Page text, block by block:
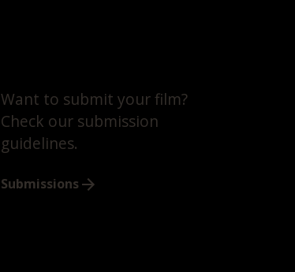
Want to submit your film?
Check our submission
guidelines.
Submissions